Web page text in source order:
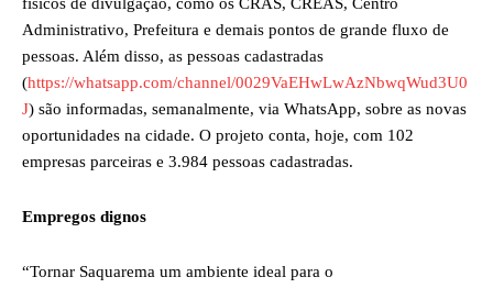
Administrativo, Prefeitura e demais pontos de grande fluxo de
pessoas. Além disso, as pessoas cadastradas
(https://whatsapp.com/channel/0029VaEHwLwAzNbwqWud3U0
J) são informadas, semanalmente, via WhatsApp, sobre as novas
oportunidades na cidade. O projeto conta, hoje, com 102
empresas parceiras e 3.984 pessoas cadastradas.
Empregos dignos
“Tornar Saquarema um ambiente ideal para o